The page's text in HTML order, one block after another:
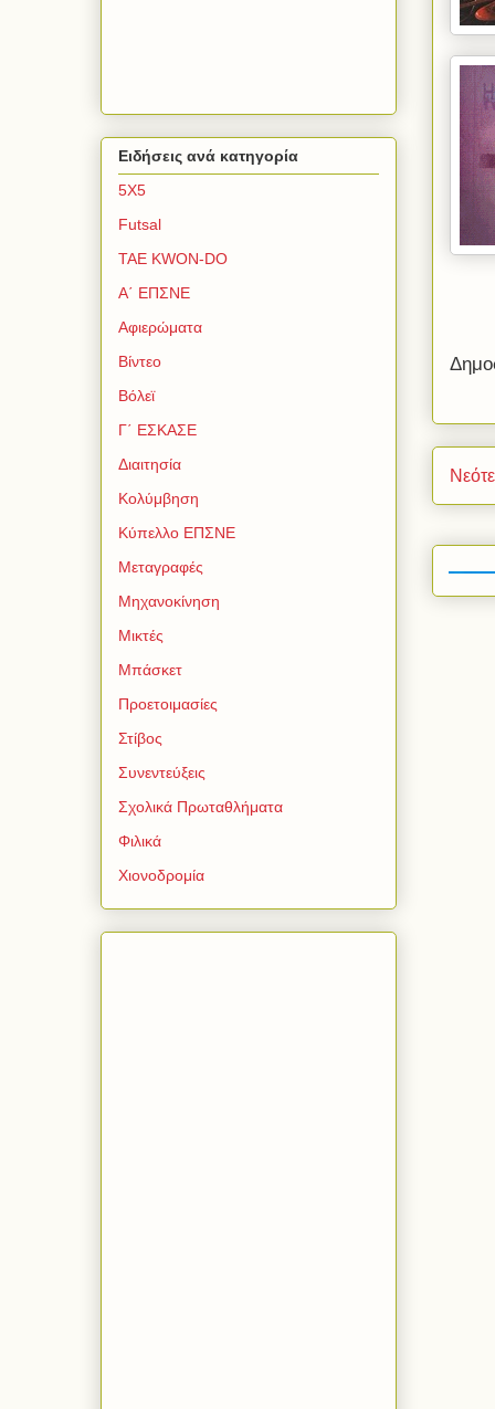
Ειδήσεις ανά κατηγορία
5Χ5
Futsal
TAE KWON-DO
Α΄ ΕΠΣΝΕ
Αφιερώματα
Βίντεο
Βόλεϊ
Γ΄ ΕΣΚΑΣΕ
Διαιτησία
Κολύμβηση
Κύπελλο ΕΠΣΝΕ
Μεταγραφές
Μηχανοκίνηση
Μικτές
Μπάσκετ
Προετοιμασίες
Στίβος
Συνεντεύξεις
Σχολικά Πρωταθλήματα
Φιλικά
Χιονοδρομία